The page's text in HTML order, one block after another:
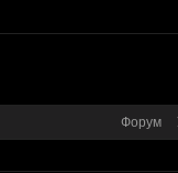
Форум